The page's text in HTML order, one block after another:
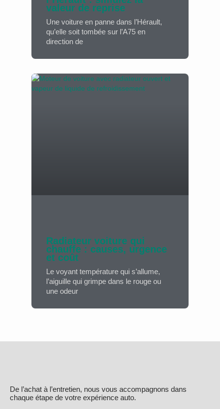
valeur de reprise
Une voiture en panne dans l’Hérault,
qu’elle soit tombée sur l’A75 en
direction de
Radiateur voiture qui
chauffe : causes, urgence
et coût
Le voyant température qui s’allume,
l’aiguille qui grimpe dans le rouge ou
une odeur
De l’achat à l’entretien, nous vous accompagnons dans
chaque étape de votre expérience auto.